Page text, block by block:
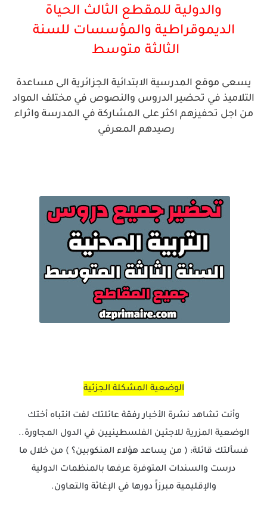
والدولية للمقطع الثالث الحياة
الديموقراطية والمؤسسات للسنة
الثالثة متوسط
يسعى موقع المدرسية الابتدائية الجزائرية الى مساعدة
التلاميذ في تحضير الدروس والنصوص في مختلف المواد
من اجل تحفيزهم اكثر على المشاركة في المدرسة واثراء
رصيدهم المعرفي
الوضعية المشكلة الجزئية
وأنت تشاهد نشرة الأخبار رفقة عائلتك لفت انتباه أختك
الوضعية المزرية للاجئين الفلسطينيين في الدول المجاورة..
فسألتك قائلة: ( من يساعد هؤلاء المنكوبين؟ ) من خلال ما
درست والسندات المتوفرة عرفها بالمنظمات الدولية
والإقليمية مبرزاً دورها في الإغاثة والتعاون.